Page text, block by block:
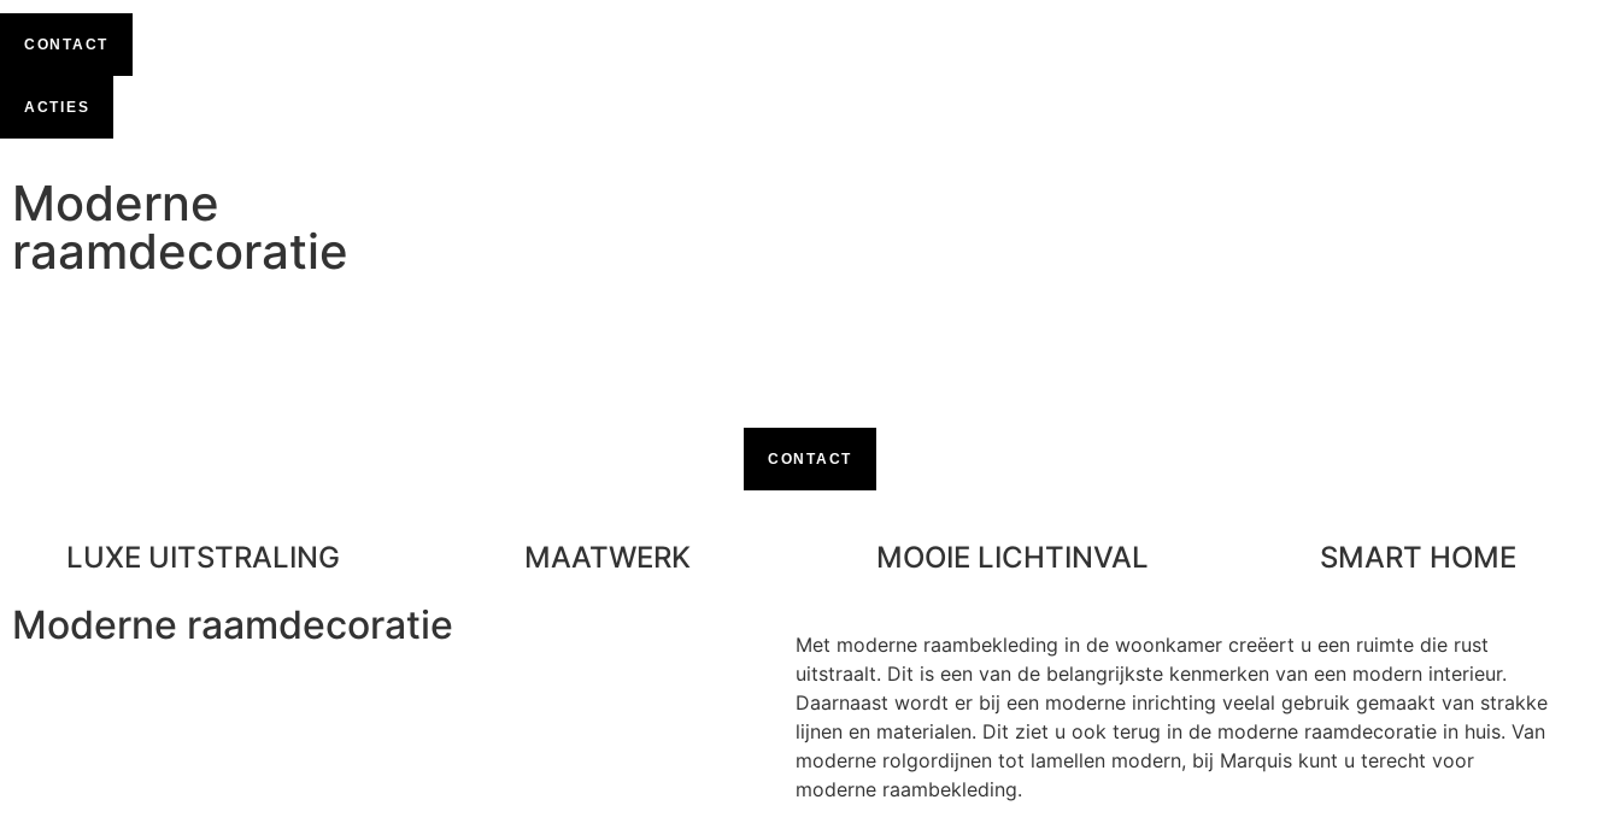
CONTACT
ACTIES
Moderne
raamdecoratie
CONTACT
LUXE UITSTRALING MAATWERK MOOIE LICHTINVAL SMART HOME
Moderne raamdecoratie
Met moderne raambekleding in de woonkamer creëert u een ruimte die rust
uitstraalt. Dit is een van de belangrijkste kenmerken van een modern interieur.
Daarnaast wordt er bij een moderne inrichting veelal gebruik gemaakt van strakke
lijnen en materialen. Dit ziet u ook terug in de moderne raamdecoratie in huis. Van
moderne rolgordijnen tot lamellen modern, bij Marquis kunt u terecht voor
moderne raambekleding.